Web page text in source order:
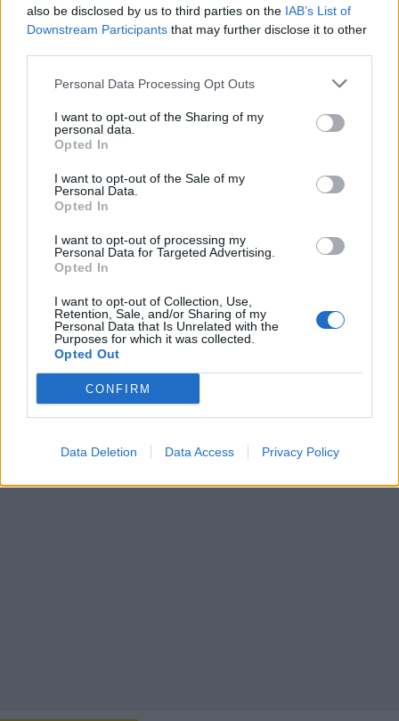
also be disclosed by us to third parties on the IAB’s List of
Downstream Participants that may further disclose it to other
Personal Data Processing Opt Outs
I want to opt-out of the Sharing of my
personal data.
Opted In
I want to opt-out of the Sale of my
Personal Data.
Opted In
I want to opt-out of processing my
Personal Data for Targeted Advertising.
Opted In
I want to opt-out of Collection, Use,
Retention, Sale, and/or Sharing of my
Personal Data that Is Unrelated with the
Purposes for which it was collected.
Opted Out
CONFIRM
Data Deletion Data Access Privacy Policy
Felhőkép Hőtérkép Páratartalom
Vízhőmérséklet Holdnaptár Receptek
Pollenjelentés Mikor? Légnyomás
Budapest időjárás előrejelzése
23
Aug 08.
SZ
33
21
Aug 09.
33
17
Aug 10.
37
18
Aug 11.
21
Aug 12.
19